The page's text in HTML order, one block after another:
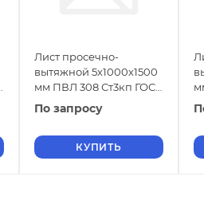
Лист просечно-
вытяжной 5х1000х1500
мм ПВЛ 308 Ст3кп ГОСТ
8706-78
По запросу
КУПИТЬ